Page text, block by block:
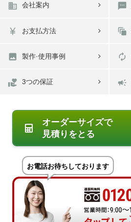
business 会社案内 textsms
currency_yen お支払方法 auto_awesome_motion
image 製作·使用事例 autorenew
volunteer_activism 3つの保証 campaign
オーダーサイズで
見積りをとる
お電話お待ちしております